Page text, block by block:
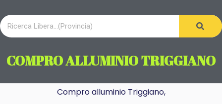
COMPRO ALLUMINIO TRIGGIANO
Compro alluminio Triggiano,